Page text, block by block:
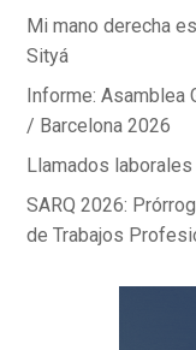
Mi mano derecha
Sityá
Informe: Asamblea
/ Barcelona 2026
Llamados
SARQ 2026:
de Trabajos